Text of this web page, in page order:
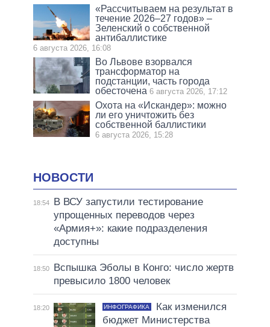
«Рассчитываем на результат в
течение 2026–27 годов» –
Зеленский о собственной
антибаллистике
6 августа 2026, 16:08
Во Львове взорвался
трансформатор на
подстанции, часть города
обесточена 6 августа 2026, 17:12
Охота на «Искандер»: можно
ли его уничтожить без
собственной баллистики
6 августа 2026, 15:28
НОВОСТИ
18:54
В ВСУ запустили тестирование
упрощенных переводов через
«Армия+»: какие подразделения
доступны
18:50
Вспышка Эболы в Конго: число жертв
превысило 1800 человек
18:20 ИНФОГРАФИКА
Как изменился
бюджет Министерства